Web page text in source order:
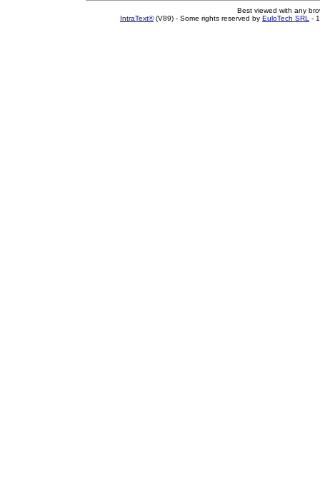
Best viewed with any
IntraText®(V89) - Some rights reserved by EuloTech SRL -